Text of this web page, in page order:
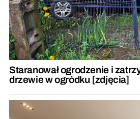
Staranował ogrodzenie i
drzewie w ogródku [zdjęcia]